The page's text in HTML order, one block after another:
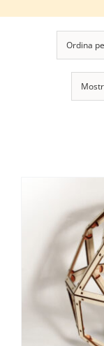
Ordina